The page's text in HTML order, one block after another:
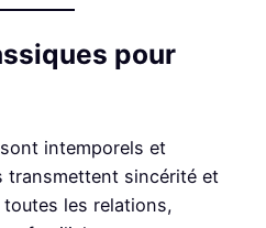
pour
intemporels et
transmettent sincérité et
les relations,